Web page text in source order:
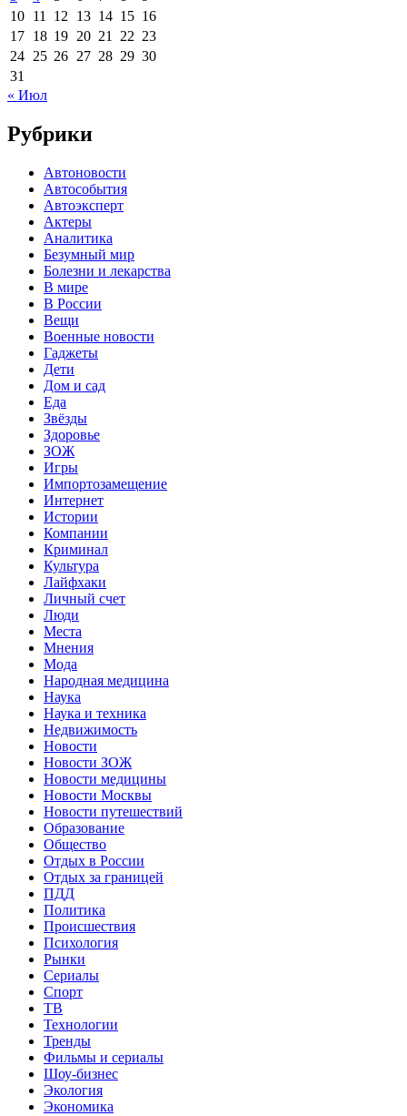
10 11 12 13 14 15 16
17 18 19 20 21 22 23
24 25 26 27 28 29 30
31
« Июл
Рубрики
Автоновости
Автособытия
Автоэксперт
Актеры
Аналитика
Безумный мир
Болезни и лекарства
В мире
В России
Вещи
Военные новости
Гаджеты
Дети
Дом и сад
Еда
Звёзды
Здоровье
ЗОЖ
Игры
Импортозамещение
Интернет
Истории
Компании
Криминал
Культура
Лайфхаки
Личный счет
Люди
Места
Мнения
Мода
Народная медицина
Наука
Наука и техника
Недвижимость
Новости
Новости ЗОЖ
Новости медицины
Новости Москвы
Новости путешествий
Образование
Общество
Отдых в России
Отдых за границей
ПДД
Политика
Происшествия
Психология
Рынки
Сериалы
Спорт
ТВ
Технологии
Тренды
Фильмы и сериалы
Шоу-бизнес
Экология
Экономика